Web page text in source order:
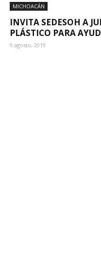
MICHOACÁN
INVITA SEDESOH A
PLÁSTICO PARA
9 agosto, 2019